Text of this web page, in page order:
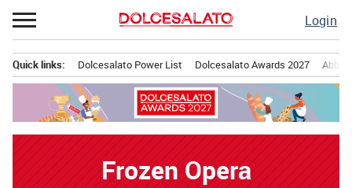
Passa
al
Login
principale
Quick links: Dolcesalato Power List Dolcesalato Awards 2027
Frozen Opera